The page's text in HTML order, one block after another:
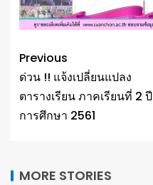
Previous
ด่วน !! แจ้งเปลี่ยนแปลง
ตารางเรียน ภาคเรียนที่ 2 ปี
การศึกษา 2561
MORE STORIES